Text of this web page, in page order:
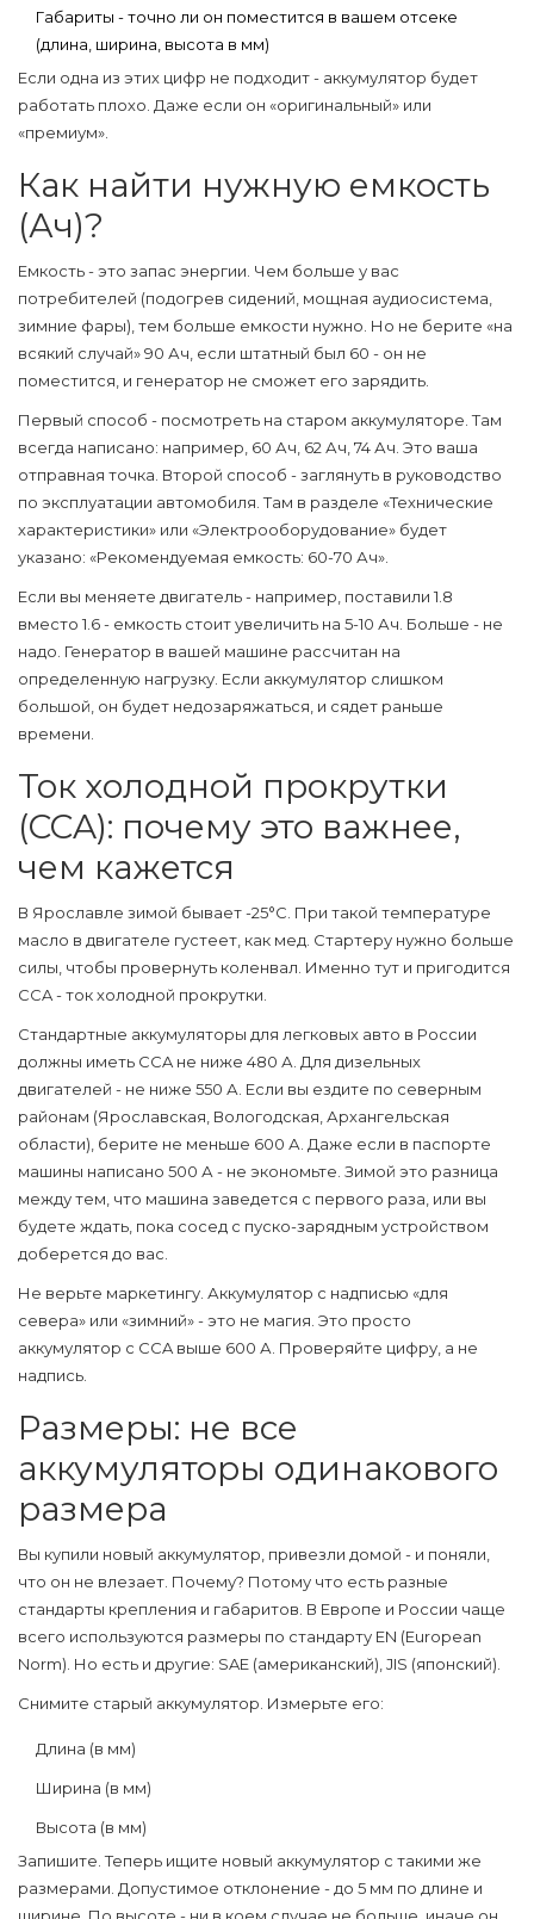
Габариты - точно ли он поместится в вашем отсеке
(длина, ширина, высота в мм)
Если одна из этих цифр не подходит - аккумулятор будет
работать плохо. Даже если он «оригинальный» или
«премиум».
Как найти нужную емкость
(Ач)?
Емкость - это запас энергии. Чем больше у вас
потребителей (подогрев сидений, мощная аудиосистема,
зимние фары), тем больше емкости нужно. Но не берите «на
всякий случай» 90 Ач, если штатный был 60 - он не
поместится, и генератор не сможет его зарядить.
Первый способ - посмотреть на старом аккумуляторе. Там
всегда написано: например, 60 Ач, 62 Ач, 74 Ач. Это ваша
отправная точка. Второй способ - заглянуть в руководство
по эксплуатации автомобиля. Там в разделе «Технические
характеристики» или «Электрооборудование» будет
указано: «Рекомендуемая емкость: 60-70 Ач»
Если вы меняете двигатель - например, поставили 1.8
вместо 1.6 - емкость стоит увеличить на 5-10 Ач. Больше - не
надо. Генератор в вашей машине рассчитан на
определенную нагрузку. Если аккумулятор слишком
большой, он будет недозаряжаться, и сядет раньше
времени.
Ток холодной прокрутки
(CCA): почему это важнее,
чем кажется
В Ярославле зимой бывает -25°C. При такой температуре
масло в двигателе густеет, как мед. Стартеру нужно больше
силы, чтобы провернуть коленвал. Именно тут и пригодится
CCA - ток холодной прокрутки.
Стандартные аккумуляторы для легковых авто в России
должны иметь CCA не ниже 480 А. Для дизельных
двигателей - не ниже 550 А. Если вы ездите по северным
районам (Ярославская, Вологодская, Архангельская
области), берите не меньше 600 А. Даже если в паспорте
машины написано 500 А - не экономьте. Зимой это разница
между тем, что машина заведется с первого раза, или вы
будете ждать, пока сосед с пуско-зарядным устройством
доберется до вас.
Не верьте маркетингу. Аккумулятор с надписью «для
севера» или «зимний» - это не магия. Это просто
аккумулятор с CCA выше 600 А. Проверяйте цифру, а не
надпись.
Размеры: не все
аккумуляторы одинакового
размера
Вы купили новый аккумулятор, привезли домой - и поняли,
что он не влезает. Почему? Потому что есть разные
стандарты крепления и габаритов. В Европе и России чаще
всего используются размеры по стандарту EN (European
Norm). Но есть и другие: SAE (американский), JIS (японский).
Снимите старый аккумулятор. Измерьте его:
Длина (в мм)
Ширина (в мм)
Высота (в мм)
Запишите. Теперь ищите новый аккумулятор с такими же
размерами. Допустимое отклонение - до 5 мм по длине и